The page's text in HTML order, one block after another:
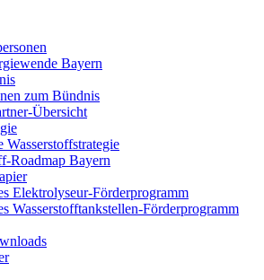
Bayern
zum Bündnis
Übersicht
Wasserstoffstrategie
Roadmap Bayern
Elektrolyseur-Förderprogramm
Wasserstofftankstellen-Förderprogramm